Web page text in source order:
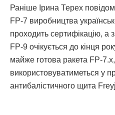
Раніше Ірина Терех
FP-7 виробництва
проходить сертифікацію, а
FP-9 очікується до кінця
майже готова ракета FP-
використовуватиметься у
антибалістичного щита